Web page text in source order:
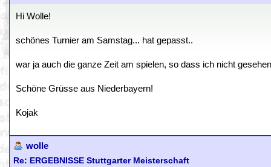
Hi Wolle!
schönes Turnier am Samstag... hat gepasst..
war ja auch die ganze Zeit am spielen, so dass ich nicht
Schöne Grüsse aus Niederbayern!
Kojak
wolle
Re: ERGEBNISSE Stuttgarter Meisterschaft